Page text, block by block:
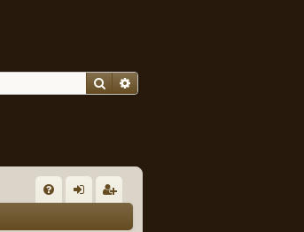
Поиск